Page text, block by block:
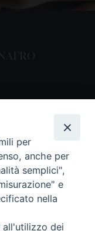
per
anche per
semplici",
e
nella
all'utilizzo dei